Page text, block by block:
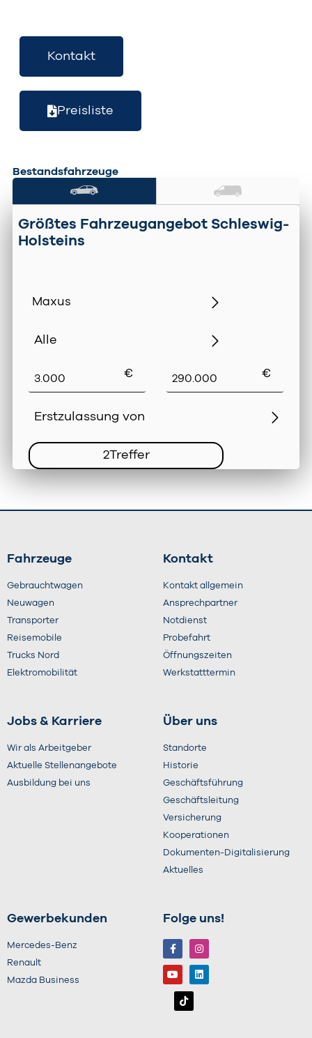
Kontakt
Preisliste
Bestandsfahrzeuge
Größtes Fahrzeugangebot Schleswig-
Holsteins
‌€ ‌€
2Treffer
Fahrzeuge
Gebrauchtwagen
Neuwagen
Transporter
Reisemobile
Trucks Nord
Elektromobilität
Kontakt
Kontakt allgemein
Ansprechpartner
Notdienst
Probefahrt
Öffnungszeiten
Werkstatttermin
Jobs & Karriere
Wir als Arbeitgeber
Aktuelle Stellenangebote
Ausbildung bei uns
Über uns
Standorte
Historie
Geschäftsführung
Geschäftsleitung
Versicherung
Kooperationen
Dokumenten-Digitalisierung
Aktuelles
Gewerbekunden
Mercedes-Benz
Renault
Mazda Business
Folge uns!